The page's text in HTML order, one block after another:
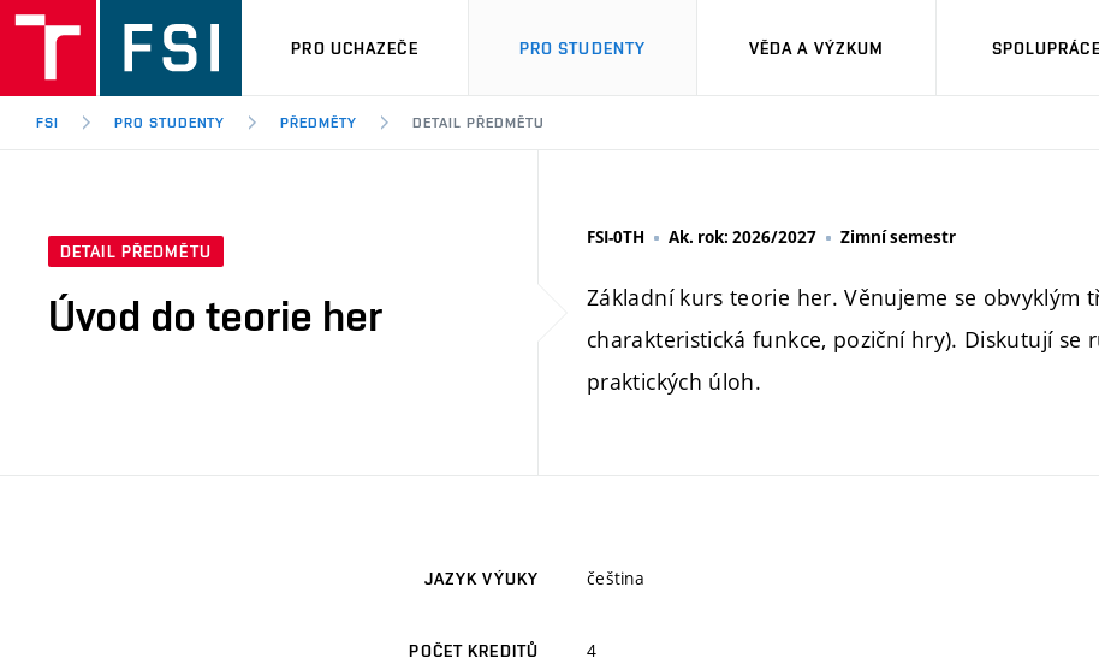
PRO UCHAZEČE PRO STUDENTY VĚDA A VÝZKUM
FSI PRO STUDENTY PŘEDMĚTY DETAIL PŘEDMĚTU
DETAIL PŘEDMĚTU
Úvod do teorie her
FSI-0TH Ak. rok: 2026/2027 Zimní semestr
Základní kurs teorie her. Věnujeme se
charakteristická funkce, poziční hry). Diskutují se
praktických úloh.
JAZYK VÝUKY čeština
POČET KREDITŮ 4